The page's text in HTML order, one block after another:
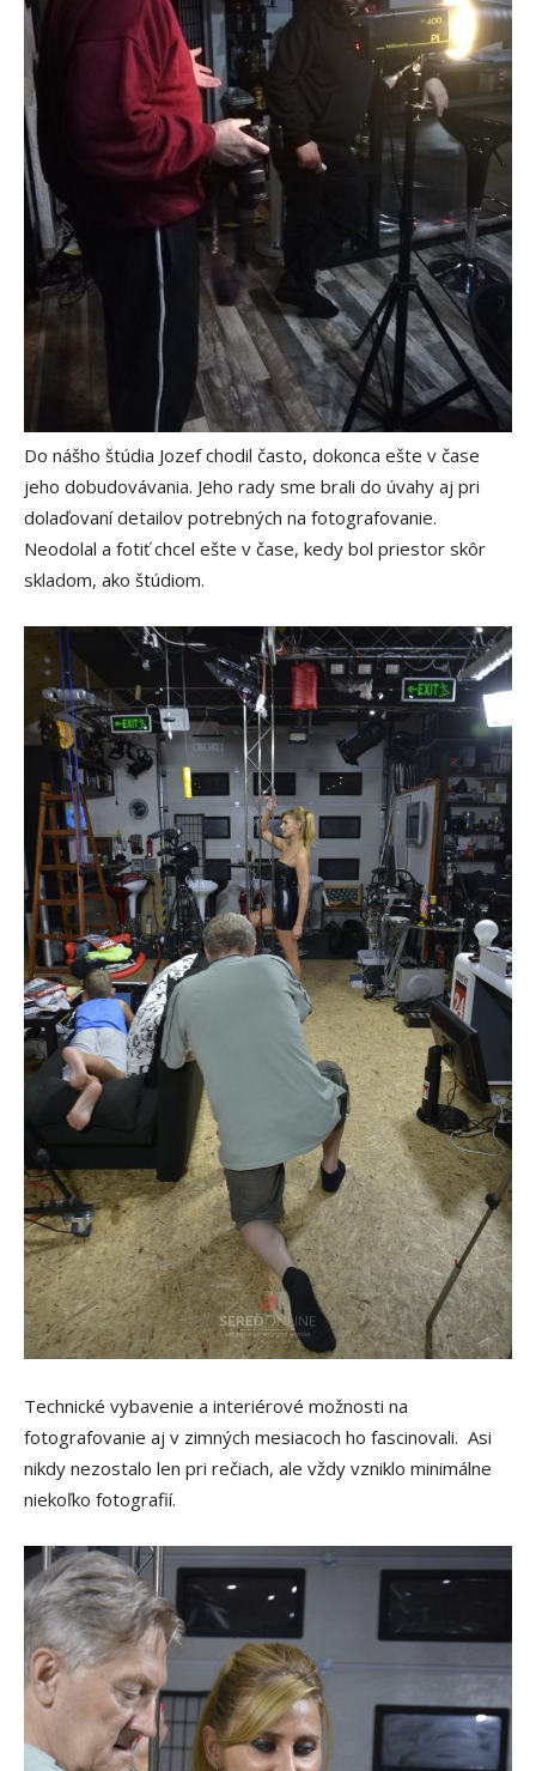
Do nášho štúdia Jozef chodil často, dokonca ešte v čase
jeho dobudovávania. Jeho rady sme brali do úvahy aj pri
dolaďovaní detailov potrebných na fotografovanie.
Neodolal a fotiť chcel ešte v čase, kedy bol priestor skôr
skladom, ako štúdiom.
Technické vybavenie a interiérové možnosti na
fotografovanie aj v zimných mesiacoch ho fascinovali. Asi
nikdy nezostalo len pri rečiach, ale vždy vzniklo minimálne
niekoľko fotografií.